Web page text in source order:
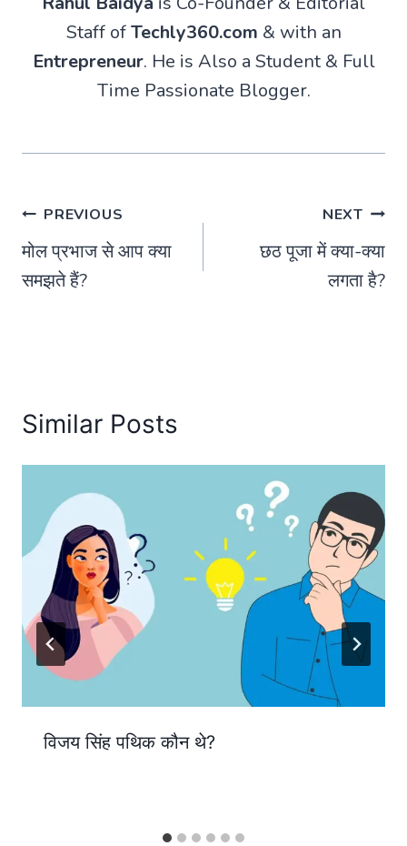
Staff ofTechly360.com & with an
Entrepreneur. He is Also a Student & Full
Time Passionate Blogger.
Post
navigation
PREVIOUS
मोल प्रभाज से आप क्या
समझते हैं?
NEXT
छठ पूजा में क्या-क्या
लगता है?
Similar Posts
विजय सिंह पथिक कौन थे?